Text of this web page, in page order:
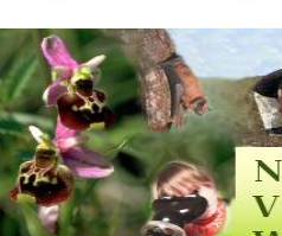
Direkt
zum
Inhalt
|
Interna